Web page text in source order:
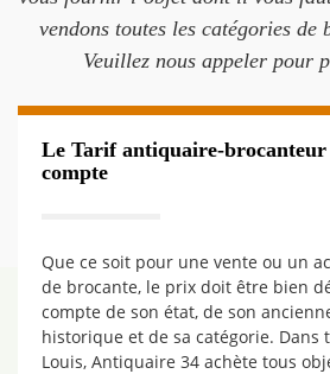
vendons toutes les catégories de
Veuillez nous appeler pour
Le Tarif antiquaire-brocanteur
compte
Que ce soit pour une vente ou un
de brocante, le prix doit être bien
compte de son état, de son
historique et de sa catégorie. Dans
Louis, Antiquaire 34 achète tous